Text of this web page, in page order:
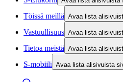
Töissä meillä Avaa lista
Vastuullisuus Avaa lista
Tietoa meistä Avaa lista
S-mobiili Avaa lista alisivuista